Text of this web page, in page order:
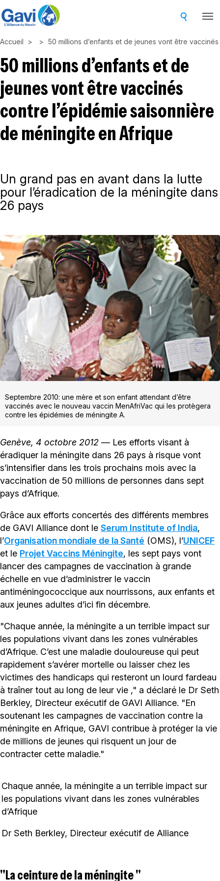
Skip
to
content
Accueil 50 millions d’enfants et de jeunes vont être
50 millions d’enfants et de
jeunes vont être vaccinés
contre l’épidémie saisonnière
de méningite en Afrique
Un grand pas en avant dans la lutte
pour l’éradication de la méningite dans
26 pays
Septembre 2010: une mère et son enfant attendant d’être
vaccinés avec le nouveau vaccin MenAfriVac qui les protègera
contre les épidémies de méningite A.
Genève, 4 octobre 2012 — Les efforts visant à
éradiquer la méningite dans 26 pays à risque vont
s’intensifier dans les trois prochains mois avec la
vaccination de 50 millions de personnes dans sept
pays d’Afrique.
Grâce aux efforts concertés des différents membres
de GAVI Alliance dont le Serum Institute of India,
l’Organisation mondiale de la Santé (OMS), l’UNICEF
et le Projet Vaccins Méningite, les sept pays vont
lancer des campagnes de vaccination à grande
échelle en vue d’administrer le vaccin
antiméningococcique aux nourrissons, aux enfants et
aux jeunes adultes d’ici fin décembre.
"Chaque année, la méningite a un terrible impact sur
les populations vivant dans les zones vulnérables
d’Afrique. C’est une maladie douloureuse qui peut
rapidement s’avérer mortelle ou laisser chez les
victimes des handicaps qui resteront un lourd fardeau
à traîner tout au long de leur vie ," a déclaré le Dr Seth
Berkley, Directeur exécutif de GAVI Alliance. "En
soutenant les campagnes de vaccination contre la
méningite en Afrique, GAVI contribue à protéger la vie
de millions de jeunes qui risquent un jour de
contracter cette maladie."
Chaque année, la méningite a un terrible impact sur
les populations vivant dans les zones vulnérables
d’Afrique
Dr Seth Berkley, Directeur exécutif de Alliance
"La ceinture de la méningite "